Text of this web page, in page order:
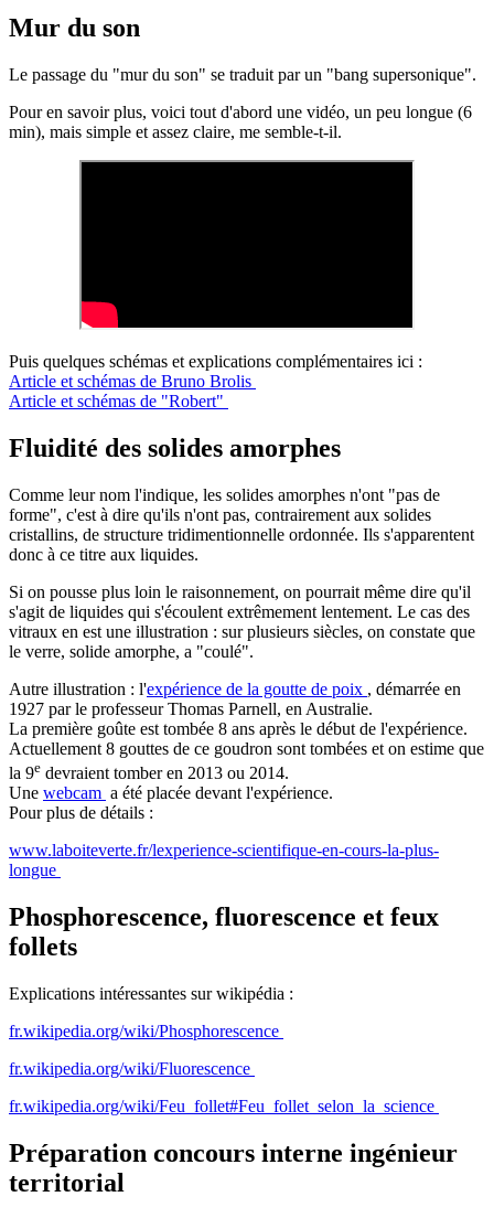
Mur du son
Le passage du "mur du son" se traduit par un "bang supersonique".
Pour en savoir plus, voici tout d'abord une vidéo, un peu longue (6
min), mais simple et assez claire, me semble-t-il.
Puis quelques schémas et explications complémentaires ici :
Article et schémas de Bruno Brolis
Article et schémas de "Robert"
Fluidité des solides amorphes
Comme leur nom l'indique, les solides amorphes n'ont "pas de
forme", c'est à dire qu'ils n'ont pas, contrairement aux solides
cristallins, de structure tridimentionnelle ordonnée. Ils s'apparentent
donc à ce titre aux liquides.
Si on pousse plus loin le raisonnement, on pourrait même dire qu'il
s'agit de liquides qui s'écoulent extrêmement lentement. Le cas des
vitraux en est une illustration : sur plusieurs siècles, on constate que
le verre, solide amorphe, a "coulé".
Autre illustration : l'expérience de la goutte de poix , démarrée en
1927 par le professeur Thomas Parnell, en Australie.
La première goûte est tombée 8 ans après le début de l'expérience.
Actuellement 8 gouttes de ce goudron sont tombées et on estime que
la 9e devraient tomber en 2013 ou 2014.
Une webcam a été placée devant l'expérience.
Pour plus de détails :
www.laboiteverte.fr/lexperience-scientifique-en-cours-la-plus-
longue
Phosphorescence, fluorescence et feux
follets
Explications intéressantes sur wikipédia :
fr.wikipedia.org/wiki/Phosphorescence
fr.wikipedia.org/wiki/Fluorescence
fr.wikipedia.org/wiki/Feu_follet#Feu_follet_selon_la_science
Préparation concours interne ingénieur
territorial